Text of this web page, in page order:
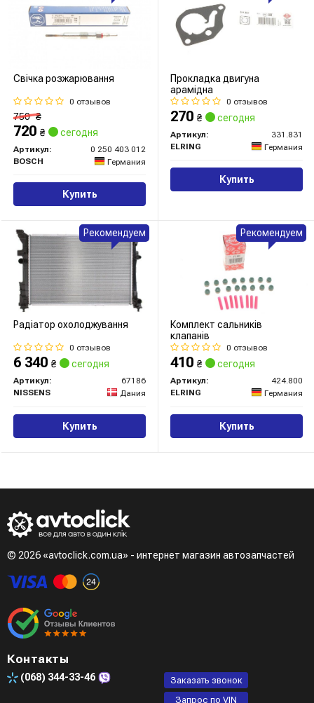
Свічка розжарювання
0 отзывов
750₴
720 ₴ сегодня
Артикул:
0 250 403 012
BOSCH
Германия
Купить
Прокладка двигуна
арамідна
0 отзывов
270 ₴ сегодня
Артикул:
331.831
ELRING
Германия
Купить
Радіатор охолоджування
0 отзывов
6 340 ₴ сегодня
Артикул:
67186
NISSENS
Дания
Купить
Рекомендуем
Комплект сальників
клапанів
0 отзывов
410 ₴ сегодня
Артикул:
424.800
ELRING
Германия
Купить
Рекомендуем
© 2026 «avtoclick.com.ua» - интернет магазин автозапчастей
Контакты
(068) 344-33-46
Заказать звонок
Запрос по VIN